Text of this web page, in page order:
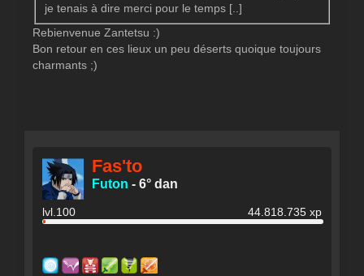
je tenais à dire merci pour le temps [..]
Rebienvenue Zantetsu :)
Bon retour en ces lieux un peu déserts quoique toujours
charmants ;)
Fas'to
Futon - 6° dan
lvl.100 44.818.735 xp